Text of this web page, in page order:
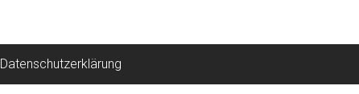
Datenschutzerklärung